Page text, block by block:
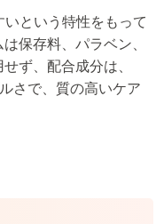
という特性をもって
保存料、パラベン、
ず、配合成分は、
さで、質の高いケア